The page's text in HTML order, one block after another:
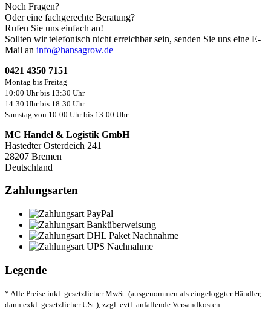
Noch Fragen?
Oder eine fachgerechte Beratung?
Rufen Sie uns einfach an!
Sollten wir telefonisch nicht erreichbar sein, senden Sie uns eine E-
Mail an info@hansagrow.de
0421 4350 7151
Montag bis Freitag
10:00 Uhr bis 13:30 Uhr
14:30 Uhr bis 18:30 Uhr
Samstag von 10:00 Uhr bis 13:00 Uhr
MC Handel & Logistik GmbH
Hastedter Osterdeich 241
28207 Bremen
Deutschland
Zahlungsarten
Legende
* Alle Preise inkl. gesetzlicher MwSt. (ausgenommen als eingeloggter Händler,
dann exkl. gesetzlicher USt.), zzgl. evtl. anfallende Versandkosten